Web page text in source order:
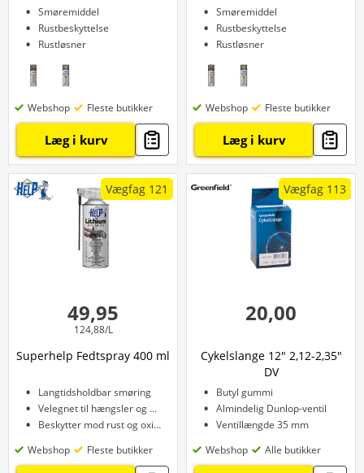
Smøremiddel
Rustbeskyttelse
Rustløsner
Webshop Fleste butikker
Læg i kurv
Smøremiddel
Rustbeskyttelse
Rustløsner
Webshop Fleste butikker
Læg i kurv
Vægfag 121
49,95
124,88/L
Superhelp Fedtspray 400 ml
Langtidsholdbar smøring
Velegnet til hængsler og gear
Beskytter mod rust og oxidation
Webshop
Fleste butikker
Vægfag 113
20,00
Cykelslange 12" 2,12-2,35"
DV
Butyl gummi
Almindelig Dunlop-ventil
Ventillængde 35 mm
Webshop
Alle butikker